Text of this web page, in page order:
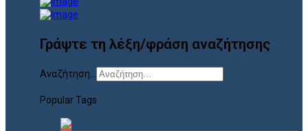
Γράψτε τη λέξη/φράση αναζήτησης
Αναζήτηση...
Popular Tags